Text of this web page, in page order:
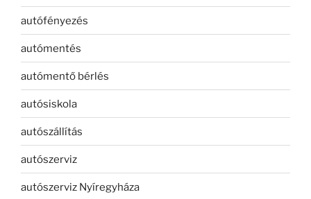
autófényezés
autómentés
autómentő bérlés
autósiskola
autószállítás
autószerviz
autószerviz Nyíregyháza